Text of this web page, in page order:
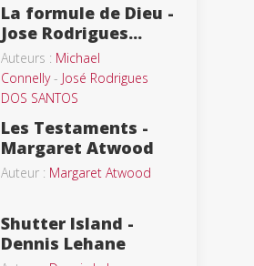
La formule de Dieu -
Jose Rodrigues...
Auteurs : Michael
Connelly- José Rodrigues
DOS SANTOS
Les Testaments -
Margaret Atwood
Auteur : Margaret Atwood
Shutter Island -
Dennis Lehane